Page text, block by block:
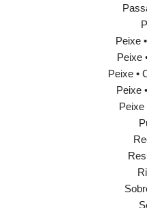
Peixe
Peixe
Peixe •
Peixe
Peixe